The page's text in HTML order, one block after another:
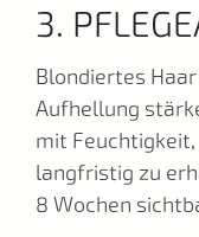
3.
Blondiertes
Aufhellung
mit
langfristig zu
8 Wochen